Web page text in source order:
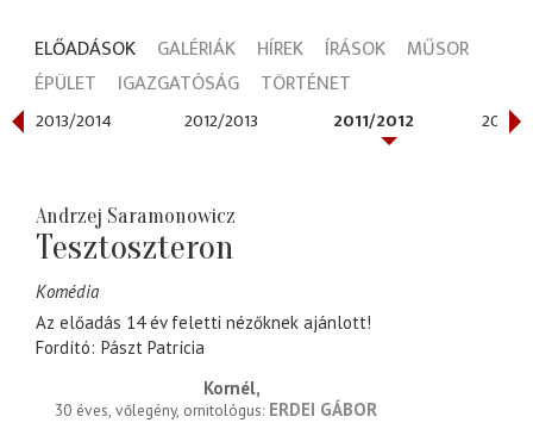
ELŐADÁSOK GALÉRIÁK HÍREK ÍRÁSOK
MŰSOR
ÉPÜLET
IGAZGATÓSÁG TÖRTÉNET
2013/2014 2012/2013 2011/2012 2010/
Andrzej Saramonowicz
Tesztoszteron
Komédia
Az előadás 14 év feletti nézőknek ajánlott!
Fordító Pászt Patrícia
Kornél
30 éves, vőlegény, ornitológus ERDEI GÁBOR